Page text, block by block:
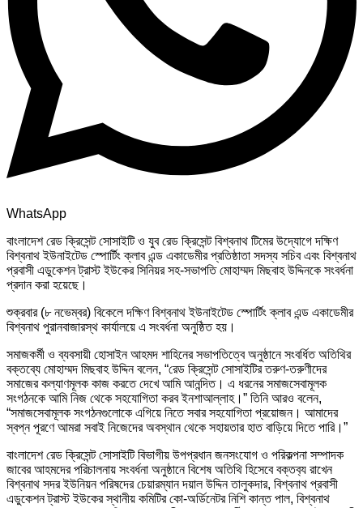
WhatsApp
বাংলাদেশ রেড ক্রিসেন্ট সোসাইটি ও যুব রেড ক্রিসেন্ট বিশ্বনাথ টিমের উদ্যোগে দক্ষিণ
বিশ্বনাথ ইউনাইটেড স্পোর্টিং ক্লাব এন্ড একাডেমীর প্রতিষ্ঠাতা সদস্য সচিব এবং বিশ্বনাথ
প্রবাসী এডুকেশন ট্রাস্ট ইউকের সিনিয়র সহ-সভাপতি মোহাম্মদ মিছবাহ উদ্দিনকে সংবর্ধনা
প্রদান করা হয়েছে।
শুক্রবার (৮ নভেম্বর) বিকেলে দক্ষিণ বিশ্বনাথ ইউনাইটেড স্পোর্টিং ক্লাব এন্ড একাডেমীর
বিশ্বনাথ পুরানবাজারস্থ কার্যালয়ে এ সংবর্ধনা অনুষ্ঠিত হয়।
সমাজকর্মী ও ব্যবসায়ী হোসাইন আহমদ শাহিনের সভাপতিত্বে অনুষ্ঠানে সংবর্ধিত অতিথির
বক্তব্যে মোহাম্মদ মিছবাহ উদ্দিন বলেন, “রেড ক্রিসেন্ট সোসাইটির তরুণ-তরুণীদের
সমাজের কল্যাণমূলক কাজ করতে দেখে আমি আনন্দিত। এ ধরনের সমাজসেবামূলক
সংগঠনকে আমি নিজ থেকে সহযোগিতা করব ইনশাআল্লাহ।” তিনি আরও বলেন,
“সমাজসেবামূলক সংগঠনগুলোকে এগিয়ে নিতে সবার সহযোগিতা প্রয়োজন। আমাদের
স্বপ্ন পূরণে আমরা সবাই নিজেদের অবস্থান থেকে সহায়তার হাত বাড়িয়ে দিতে পারি।”
বাংলাদেশ রেড ক্রিসেন্ট সোসাইটি বিভাগীয় উপপ্রধান জনসংযোগ ও পরিকল্পনা সম্পাদক
জাবের আহমদের পরিচালনায় সংবর্ধনা অনুষ্ঠানে বিশেষ অতিথি হিসেবে বক্তব‌্য রাখেন
বিশ্বনাথ সদর ইউনিয়ন পরিষদের চেয়ারম্যান দয়াল উদ্দিন তালুকদার, বিশ্বনাথ প্রবাসী
এডুকেশন ট্রাস্ট ইউকের স্থানীয় কমিটির কো-অর্ডিনেটর নিশি কান্ত পাল, বিশ্বনাথ